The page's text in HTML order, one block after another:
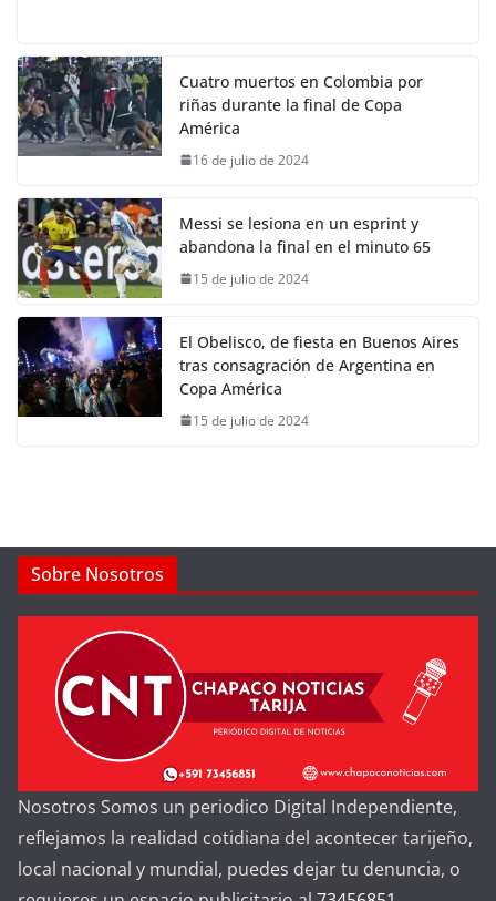
Cuatro muertos en Colombia por
riñas durante la final de Copa
América
16 de julio de 2024
Messi se lesiona en un esprint y
abandona la final en el minuto 65
15 de julio de 2024
El Obelisco, de fiesta en Buenos Aires
tras consagración de Argentina en
Copa América
15 de julio de 2024
Sobre Nosotros
Nosotros Somos un periodico Digital Independiente,
reflejamos la realidad cotidiana del acontecer tarijeño,
local nacional y mundial, puedes dejar tu denuncia, o